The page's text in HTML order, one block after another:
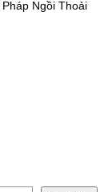
Ngồi Thoải